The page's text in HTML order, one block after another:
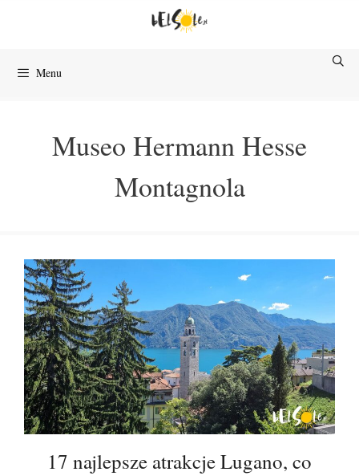
Menu
Museo Hermann Hesse
Montagnola
17 najlepsze atrakcje Lugano, co